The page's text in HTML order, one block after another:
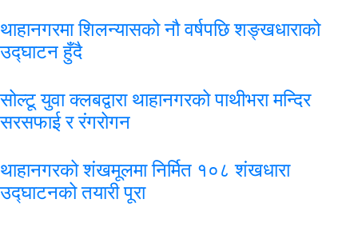
थाहानगरमा शिलन्यासको नौ वर्षपछि शङ्खधाराको
उद्घाटन हुँदै
सोल्टू युवा क्लबद्वारा थाहानगरको पाथीभरा मन्दिर
सरसफाई र रंगरोगन
थाहानगरको शंखमूलमा निर्मित १०८ शंखधारा
उद्घाटनको तयारी पूरा